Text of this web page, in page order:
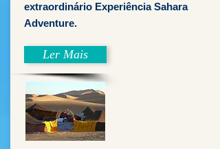
extraordinário Experiência Sahara
Adventure.
Ler Mais